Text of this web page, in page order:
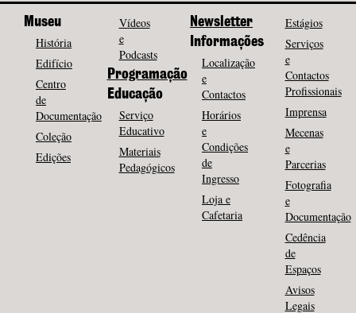
Museu
História
Edifício
Centro
de
Documentação
Coleção
Edições
Vídeos
e
Podcasts
Programação
Educação
Serviço
Educativo
Materiais
Pedagógicos
Newsletter
Informações
Localização
e
Contactos
Horários
e
Condições
de
Ingresso
Loja e
Cafetaria
Estágios
Serviços
e
Contactos
Profissionais
Imprensa
Mecenas
e
Parcerias
Fotografia
e
Documentação
Cedência
de
Espaços
Avisos
Legais